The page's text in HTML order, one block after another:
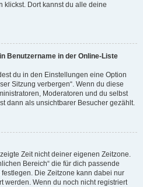
klickst. Dort kannst du alle deine
Benutzername in der Online-Liste
du in den Einstellungen eine Option
Sitzung verbergen“. Wenn du diese
Moderatoren und du selbst
dann als unsichtbarer Besucher gezählt.
Zeit nicht deiner eigenen Zeitzone.
Bereich“ die für dich passende
Die Zeitzone kann dabei nur
werden. Wenn du noch nicht registriert